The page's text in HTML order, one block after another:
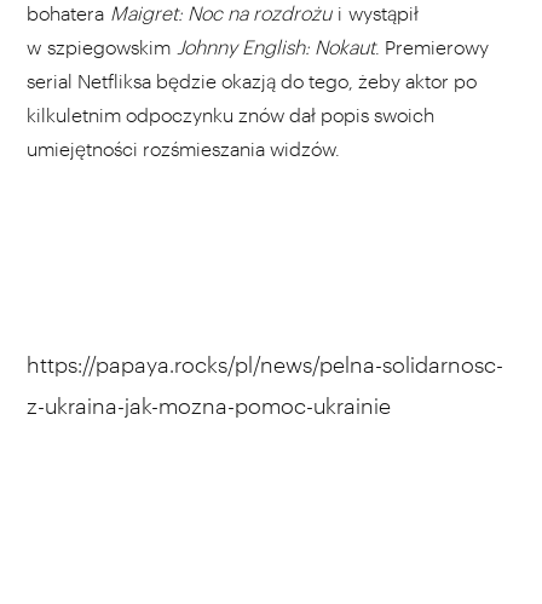
bohatera Maigret: Noc na rozdrożu i wystąpił
w szpiegowskim Johnny English: Nokaut. Premierowy
serial Netfliksa będzie okazją do tego, żeby aktor po
kilkuletnim odpoczynku znów dał popis swoich
umiejętności rozśmieszania widzów.
https://papaya.rocks/pl/news/pelna-solidarnosc-
z-ukraina-jak-mozna-pomoc-ukrainie